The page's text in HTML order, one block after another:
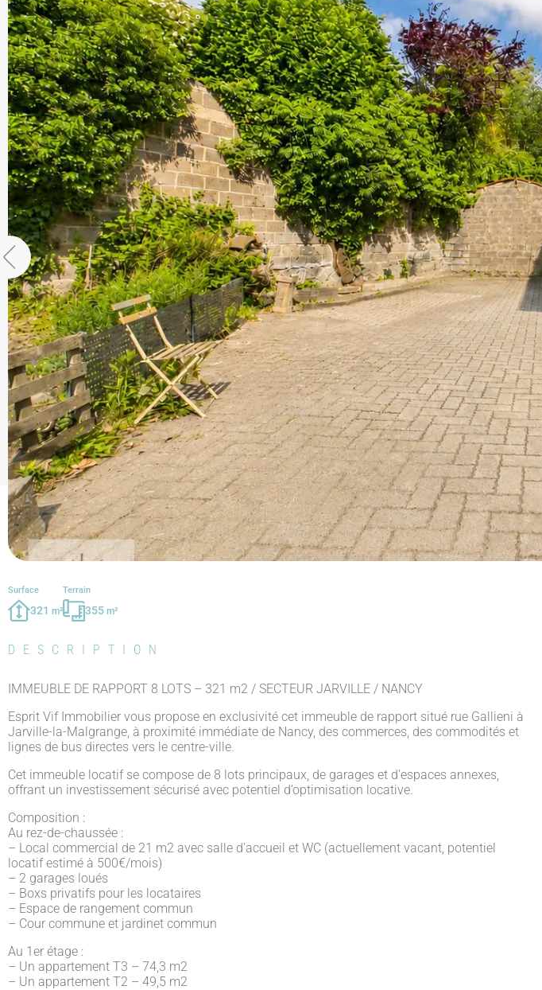
Surface
321 m²
Terrain
355 m²
DESCRIPTION
IMMEUBLE DE RAPPORT 8 LOTS – 321 m2 / SECTEUR JARVILLE / NANCY
Esprit Vif Immobilier vous propose en exclusivité cet immeuble de rapport situé rue Gallieni à
Jarville-la-Malgrange, à proximité immédiate de Nancy, des commerces, des commodités et
lignes de bus directes vers le centre-ville.
Cet immeuble locatif se compose de 8 lots principaux, de garages et d’espaces annexes,
offrant un investissement sécurisé avec potentiel d’optimisation locative.
Composition :
Au rez-de-chaussée :
– Local commercial de 21 m2 avec salle d’accueil et WC (actuellement vacant, potentiel
locatif estimé à 500€/mois)
– 2 garages loués
– Boxs privatifs pour les locataires
– Espace de rangement commun
– Cour commune et jardinet commun
Au 1er étage :
– Un appartement T3 – 74,3 m2
– Un appartement T2 – 49,5 m2